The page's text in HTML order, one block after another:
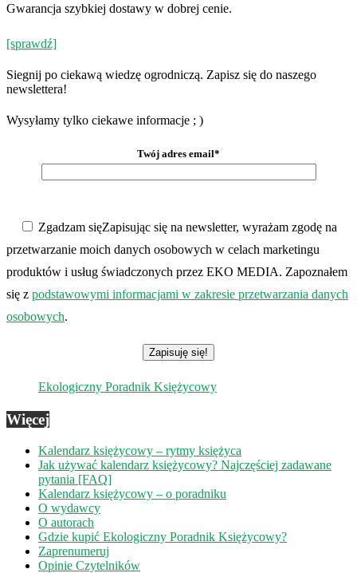
Gwarancja szybkiej dostawy w dobrej cenie.
[sprawdź]
Siegnij po ciekawą wiedzę ogrodniczą. Zapisz się do naszego
newslettera!
Wysyłamy tylko ciekawe informacje ; )
Twój adres email*
Zgadzam sięZapisując się na newsletter, wyrażam zgodę na
przetwarzanie moich danych osobowych w celach marketingu
produktów i usług świadczonych przez EKO MEDIA. Zapoznałem
się z podstawowymi informacjami w zakresie przetwarzania danych
osobowych.
Ekologiczny Poradnik Księżycowy
Więcej
Kalendarz księżycowy – rytmy księżyca
Jak używać kalendarz księżycowy? Najczęściej zadawane
pytania [FAQ]
Kalendarz księżycowy – o poradniku
O wydawcy
O autorach
Gdzie kupić Ekologiczny Poradnik Księżycowy?
Zaprenumeruj
Opinie Czytelników